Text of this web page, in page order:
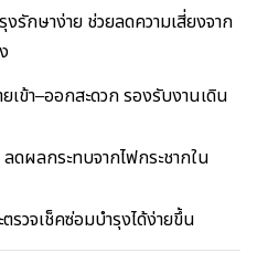
รักษาง่าย ช่วยลดความเสี่ยงจาก
เข้า–ออกสะดวก รองรับงานเดิน
ลดผลกระทบจากไฟกระชากใน
ตรวจเช็คซ่อมบำรุงได้ง่ายขึ้น